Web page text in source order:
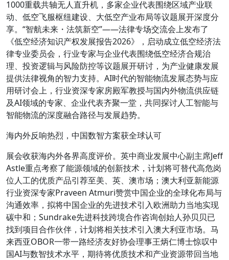
1000重载共轴无人直升机，多家企业代表围绕区域产业联
动、低空飞服枢纽建设、大低空产业布局等议题展开深度分
享。“智航未来・法筑新空”——法律专场交流会上发布了
《低空经济知识产权发展报告2026》，启动成立低空经济法
律专业委员会，行业专家与企业代表围绕低空经济合规治
理、投资逻辑与风险防控等议题展开研讨，为产业健康发展
提供法律视角的智力支持。AI时代的智能物流发展态势与应
用研讨会上，行业资深专家房殿军教授与国内外物流供应链
及AI领域的专家、企业代表齐聚一堂，共同探讨人工智能与
智能物流的深度融合路径与发展趋势。
海内外反响热烈，中国数智方案获全球认可
展会收获海内外各界高度评价。英中商业发展中心副主席Jeff
Astle重点考察了能源领域的创新技术，计划将可替代高危岗
位人工的优质产品引荐至美、英、澳市场；澳大利亚新能源
行业资深专家Praveen Atmuri赞赏中国企业的全球化布局与
沟通效率，拟将中国企业的先进技术引入欧洲助力当地实现
碳中和；Sundrake先进科技跨境合作咨询创始人孙贝贝已
找到项目合作伙伴，计划将相关技术引入澳大利亚市场。马
来西亚OBOR一带一路经济友好协会理事王炳仁博士惊叹中
国AI与数智技术水平，期待将优质技术和产业资源带回当地